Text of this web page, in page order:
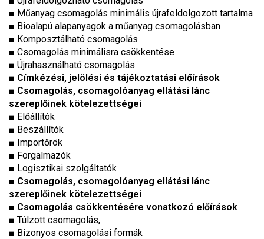
■ Műanyag csomagolás minimális újrafeldolgozott tartalma
■ Bioalapú alapanyagok a műanyag csomagolásban
■ Komposztálható csomagolás
■ Csomagolás minimálisra csökkentése
■ Újrahasználható csomagolás
■ Címkézési, jelölési és tájékoztatási előírások
■ Csomagolás, csomagolóanyag ellátási lánc
szereplőinek kötelezettségei
■ Előállítók
■ Beszállítók
■ Importőrök
■ Forgalmazók
■ Logisztikai szolgáltatók
■ Csomagolás, csomagolóanyag ellátási lánc
szereplőinek kötelezettségei
■ Csomagolás csökkentésére vonatkozó előírások
■ Túlzott csomagolás,
■ Bizonyos csomagolási formák